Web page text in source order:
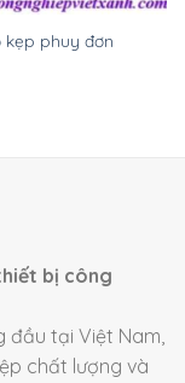
kẹp phuy đơn
bị công
đầu tại Việt Nam,
chất lượng và